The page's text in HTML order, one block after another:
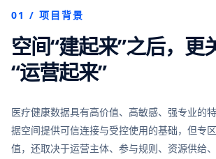
01 / 项目背景
空间“建起来”之后，更
“运营起来”
医疗健康数据具有高价值、高敏感、强专业的
据空间提供可信连接与受控使用的基础，但专
值，还取决于运营主体、参与规则、资源供给